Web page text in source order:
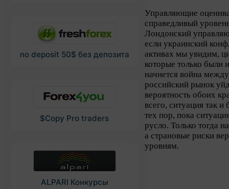
no deposit 50$ без депозита
$Copy Pro traders
ALPARI Конкурсы
Управляющие
справедливый
Лондонский
если украинский
активах мы увидим,
которые только были
начнется война
российский рынок
вероятность обоих
всего, ситуация так
тех пор, пока
русло. Только тогда
а страновые риски
уровням.